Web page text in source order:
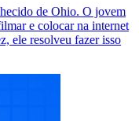
de Ohio. O jovem
e colocar na internet
ele resolveu fazer isso